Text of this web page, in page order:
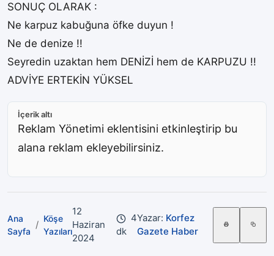
SONUÇ OLARAK :
Ne karpuz kabuğuna öfke duyun !
Ne de denize !!
Seyredin uzaktan hem DENİZİ hem de KARPUZU !!
ADVİYE ERTEKİN YÜKSEL
İçerik altı
Reklam Yönetimi eklentisini etkinleştirip bu
alana reklam ekleyebilirsiniz.
Ana
Sayfa
/
Köşe
Yazıları
12
Haziran
2024
4
dk
Yazar: Korfez
Gazete Haber